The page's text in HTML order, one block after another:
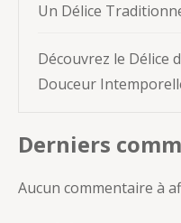
Un Délice
Découvrez le Délice
Douceur
Derniers
Aucun commentaire à